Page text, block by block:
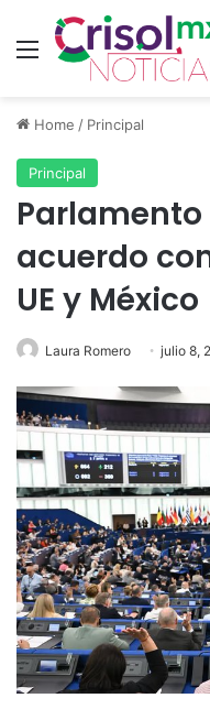
Menu
Home / Principal
Principal
acuerdo
UE y México
Laura Romero julio 8,